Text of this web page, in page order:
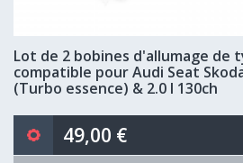
Lot de 2 bobines d'allumage de
compatible pour Audi Seat
(Turbo essence) & 2.0 l 130ch
49,00 €